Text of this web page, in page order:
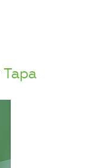
Тара